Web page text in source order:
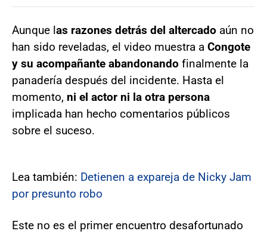
Aunque las razones detrás del altercado aún no
han sido reveladas, el video muestra a Congote
y su acompañante abandonando finalmente la
panadería después del incidente. Hasta el
momento, ni el actor ni la otra persona
implicada han hecho comentarios públicos
sobre el suceso.
Lea también: Detienen a expareja de Nicky Jam
por presunto robo
Este no es el primer encuentro desafortunado